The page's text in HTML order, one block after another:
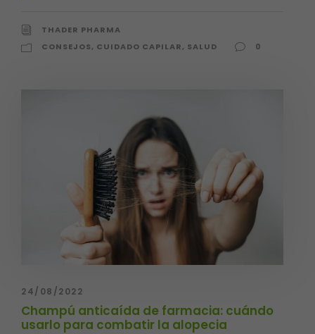
THADER PHARMA
CONSEJOS, CUIDADO CAPILAR, SALUD 0
24/08/2022
Champú anticaída de farmacia: cuándo
usarlo para combatir la alopecia